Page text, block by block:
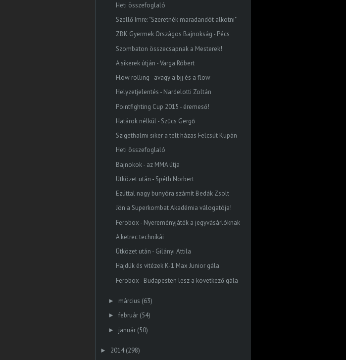
Heti összefoglaló
Szellő Imre: "Szeretnék maradandót alkotni"
ZBK Gyermek Országos Bajnokság - Pécs
Szombaton összecsapnak a Mesterek!
A sikerek útján - Varga Róbert
Flow rolling - avagy a bjj és a flow
Helyzetjelentés - Nardelotti Zoltán
Pointfighting Cup 2015 - éremeső!
Határok nélkül - Szűcs Gergő
Szigethalmi siker a telt házas Felcsút Kupán
Heti összefoglaló
Bajnokok - az MMA útja
Ütközet után - Spéth Norbert
Ezúttal nagy bunyóra számít Bedák Zsolt
Jön a Superkombat Akadémia válogatója!
Ferobox - Nyereményjáték a jegyvásárlóknak
A ketrec technikái
Ütközet után - Gilányi Attila
Hajdúk és vitézek K-1 Max Junior gála
Ferobox - Budapesten lesz a következő gála
► március (63)
► február (54)
► január (50)
► 2014 (298)